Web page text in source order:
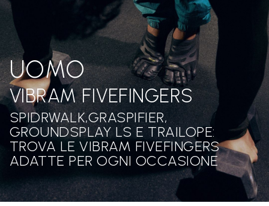
UOMO
VIBRAM FIVEFINGERS
SPIDRWALK,GRASPIFIER,
GROUNDSPLAY LS E TRAILOPE:
TROVA LE VIBRAM FIVEFINGERS
ADATTE PER OGNI OCCASIONE